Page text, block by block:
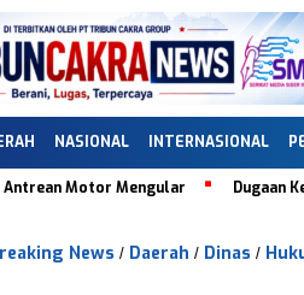
NASIONAL INTERNASIONAL
Motor Mengular Dugaan
News / Daerah / Dinas /